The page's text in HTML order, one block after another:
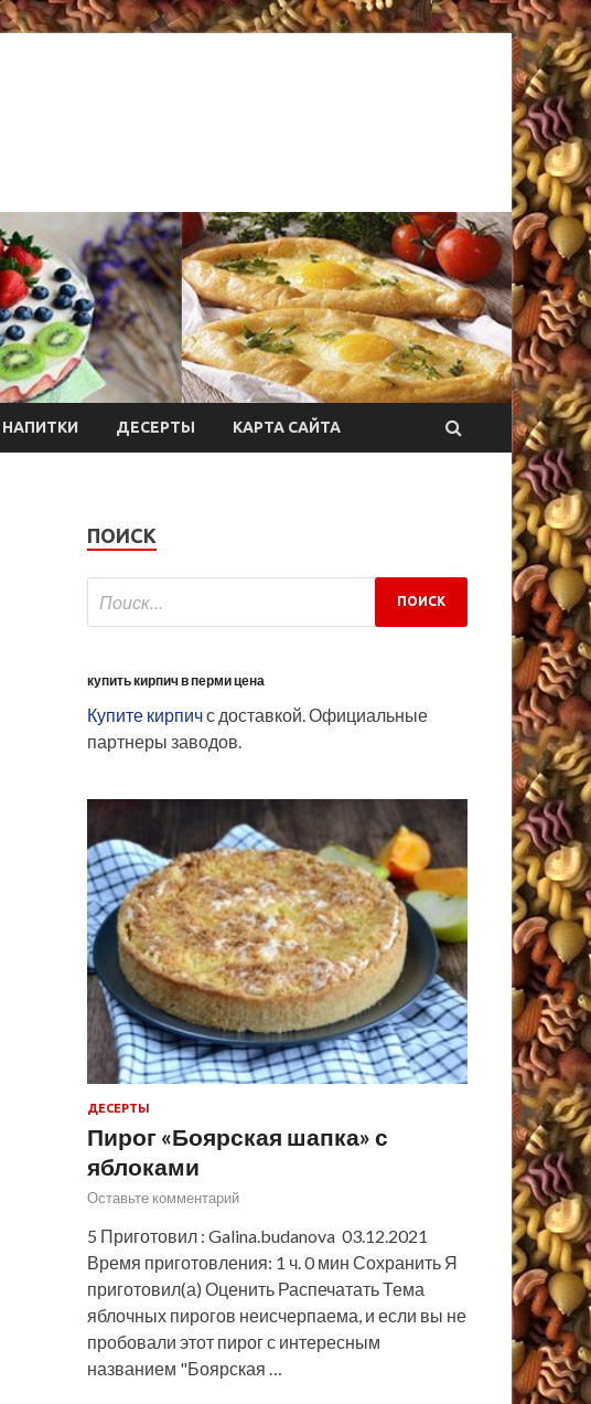
НАПИТКИ ДЕСЕРТЫ КАРТА САЙТА
ПОИСК
купить кирпич в перми цена
Купите кирпичс доставкой. Официальные
партнеры заводов.
ДЕСЕРТЫ
Пирог «Боярская шапка» с
яблоками
Оставьте комментарий
5 Приготовил : Galina.budanova 03.12.2021
Время приготовления: 1 ч. 0 мин Сохранить Я
приготовил(а) Оценить Распечатать Тема
яблочных пирогов неисчерпаема, и если вы не
пробовали этот пирог с интересным
названием "Боярская …